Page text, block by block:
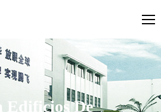
Edificios De